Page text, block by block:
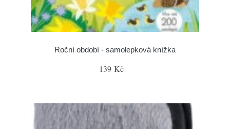
Roční období - samolepková knížka
139 Kč